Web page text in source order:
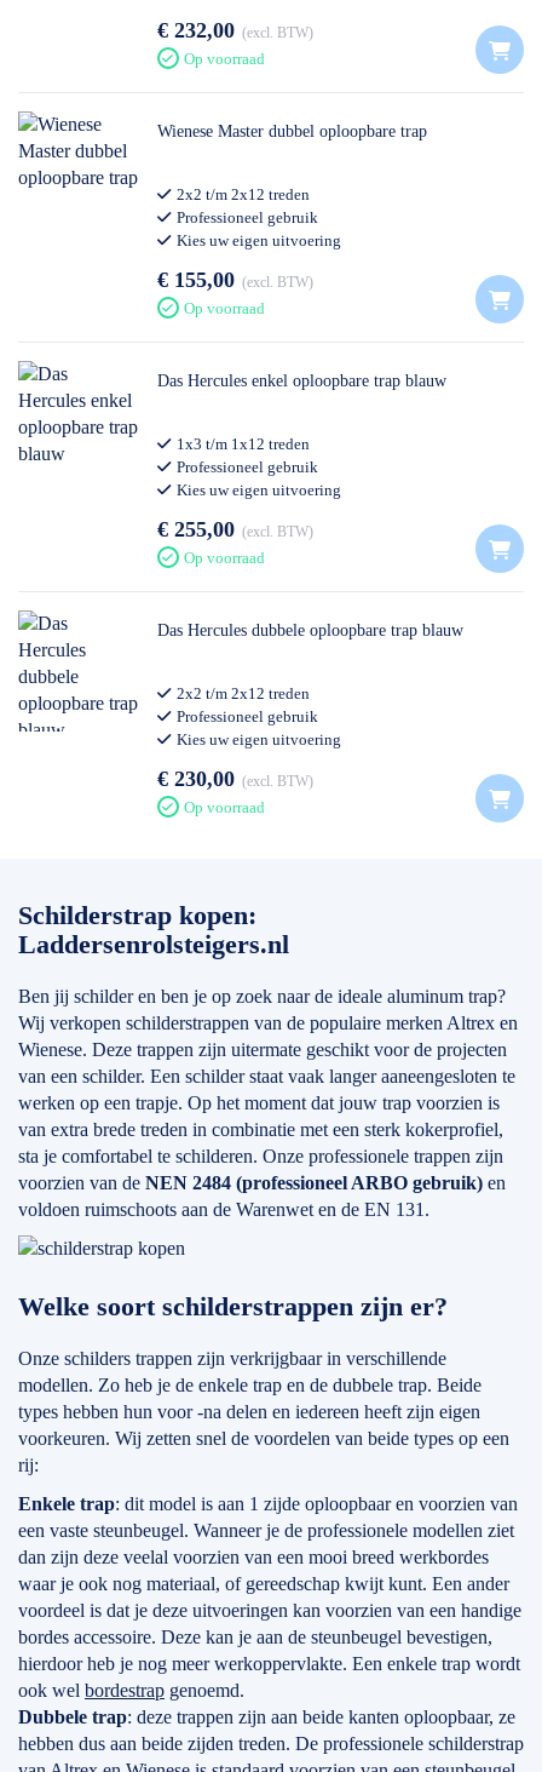
€ 232,00 excl. BTW
Op voorraad
Wienese Master dubbel oploopbare trap
2x2 t/m 2x12 treden
Professioneel gebruik
Kies uw eigen uitvoering
€ 155,00 excl. BTW
Op voorraad
Das Hercules enkel oploopbare trap blauw
1x3 t/m 1x12 treden
Professioneel gebruik
Kies uw eigen uitvoering
€ 255,00 excl. BTW
Op voorraad
Das Hercules dubbele oploopbare trap blauw
2x2 t/m 2x12 treden
Professioneel gebruik
Kies uw eigen uitvoering
€ 230,00 excl. BTW
Op voorraad
Schilderstrap kopen:
Laddersenrolsteigers.nl
Ben jij schilder en ben je op zoek naar de ideale aluminum trap?
Wij verkopen schilderstrappen van de populaire merken Altrex en
Wienese. Deze trappen zijn uitermate geschikt voor de projecten
van een schilder. Een schilder staat vaak langer aaneengesloten te
werken op een trapje. Op het moment dat jouw trap voorzien is
van extra brede treden in combinatie met een sterk kokerprofiel,
sta je comfortabel te schilderen. Onze professionele trappen zijn
voorzien van de NEN 2484 (professioneel ARBO gebruik) en
voldoen ruimschoots aan de Warenwet en de EN 131.
Welke soort schilderstrappen zijn er?
Onze schilders trappen zijn verkrijgbaar in verschillende
modellen. Zo heb je de enkele trap en de dubbele trap. Beide
types hebben hun voor -na delen en iedereen heeft zijn eigen
voorkeuren. Wij zetten snel de voordelen van beide types op een
rij:
Enkele trap: dit model is aan 1 zijde oploopbaar en voorzien van
een vaste steunbeugel. Wanneer je de professionele modellen ziet
dan zijn deze veelal voorzien van een mooi breed werkbordes
waar je ook nog materiaal, of gereedschap kwijt kunt. Een ander
voordeel is dat je deze uitvoeringen kan voorzien van een handige
bordes accessoire. Deze kan je aan de steunbeugel bevestigen,
hierdoor heb je nog meer werkoppervlakte. Een enkele trap wordt
ook wel bordestrap genoemd.
Dubbele trap: deze trappen zijn aan beide kanten oploopbaar, ze
hebben dus aan beide zijden treden. De professionele schilderstrap